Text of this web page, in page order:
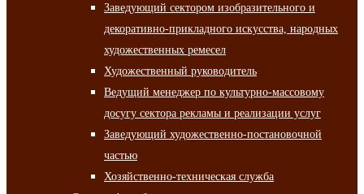
Заведующий сектором изобразительного и
декоративно-прикладного искусства, народных
художественных ремесел
Художественный руководитель
Ведущий менеджер по культурно-массовому
досугу сектора рекламы и реализации услуг
Заведующий художественно-постановочной
частью
Хозяйственно-техническая служба